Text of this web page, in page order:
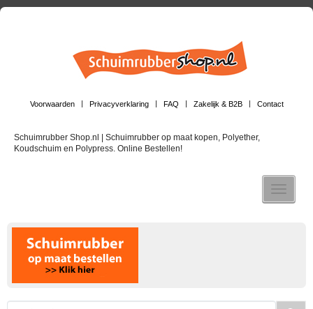
Voorwaarden Privacyverklaring FAQ Zakelijk & B2B Contact
Schuimrubber Shop.nl | Schuimrubber op maat kopen, Polyether,
Koudschuim en Polypress. Online Bestellen!
Toggle